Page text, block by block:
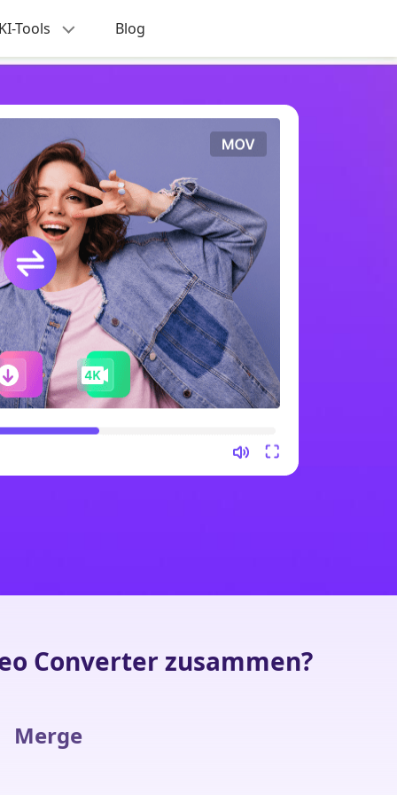
Tools Blog
Converter zusammen?
Merge